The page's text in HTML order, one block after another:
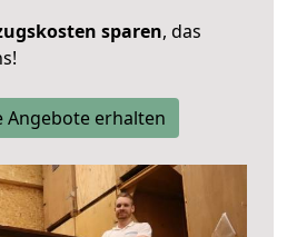
sparen, das
Angebote erhalten